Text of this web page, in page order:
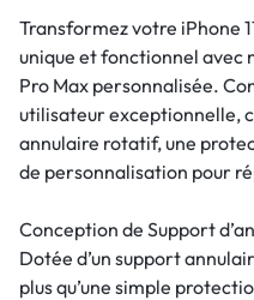
Transformez votre iPhone
unique et fonctionnel avec
Pro Max personnalisée.
utilisateur exceptionnelle,
annulaire rotatif, une
de personnalisation pour
Conception de Support
Dotée d’un support
plus qu’une simple